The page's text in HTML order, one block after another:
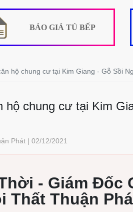
BÁO GIÁ TỦ BẾP
hộ chung cư tại Kim Giang - Gỗ Sồi
chung cư tại Kim
Phát | 02/12/2021
- Giám Đốc
Thất Thuận